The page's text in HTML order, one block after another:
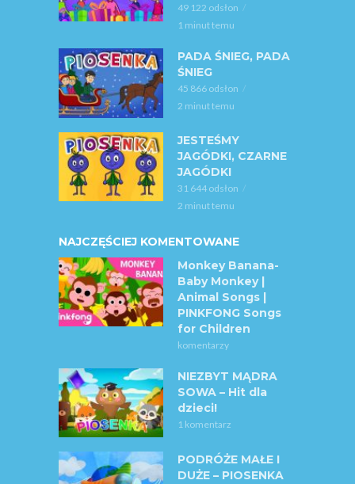
49 122 odsłon
1 minut temu
PADA ŚNIEG, PADA
ŚNIEG
45 866 odsłon
2 minut temu
JESTEŚMY
JAGÓDKI, CZARNE
JAGÓDKI
31 644 odsłon
2 minut temu
NAJCZĘŚCIEJ KOMENTOWANE
Monkey Banana-
Baby Monkey |
Animal Songs |
PINKFONG Songs
for Children
komentarzy
NIEZBYT MĄDRA
SOWA – Hit dla
dzieci!
1 komentarz
PODRÓŻE MAŁE I
DUŻE – PIOSENKA